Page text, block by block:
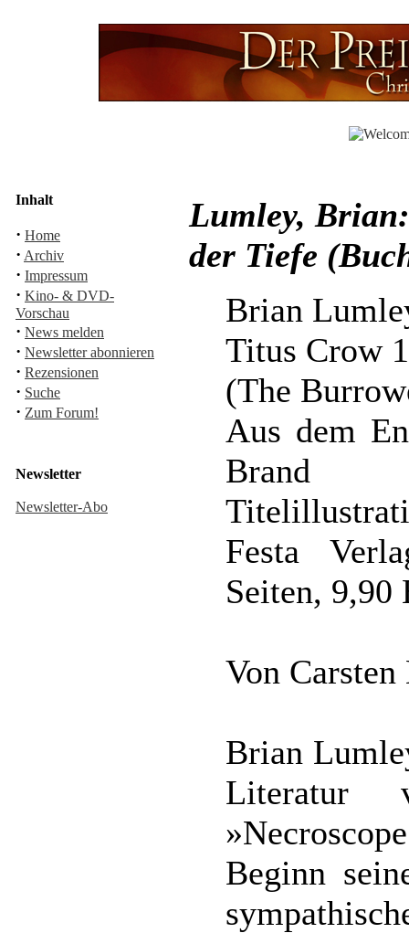
Inhalt
· Home
· Archiv
· Impressum
· Kino- & DVD-
Vorschau
· News melden
· Newsletter abonnieren
· Rezensionen
· Suche
· Zum Forum!
Newsletter
Newsletter-Abo
Lumley,
der Tiefe
Brian
Titus Crow
(The
Aus dem
Brand
Festa
Seiten, 9,90
Von
Brian
Literatur
Beginn